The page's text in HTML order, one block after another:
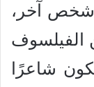
شخص آخر،
الفيلسوف
شاعرًا